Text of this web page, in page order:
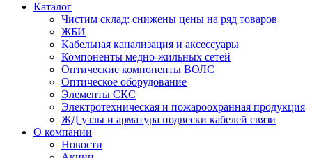
Каталог
Чистим склад: снижены цены на ряд товаров
ЖБИ
Кабельная канализация и аксессуары
Компоненты медно-жильных сетей
Оптические компоненты ВОЛС
Оптическое оборудование
Элементы СКС
Электротехническая и пожароохранная продукция
ЖД узлы и арматура подвески кабелей связи
О компании
Новости